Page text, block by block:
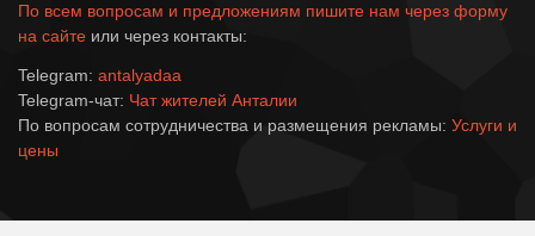
По всем вопросам и предложениям пишите нам через форму
на сайте или через контакты:
Telegram: antalyadaa
Telegram-чат: Чат жителей Анталии
По вопросам сотрудничества и размещения рекламы: Услуги и
цены